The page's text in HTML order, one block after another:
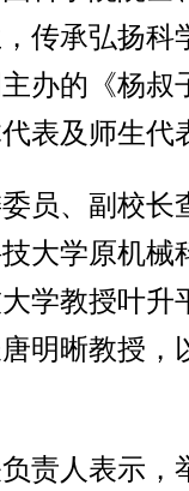
传承弘扬科
办的《杨
表及师生代
员、副校
大学原机
学教授叶升
明晰教授
责人表示